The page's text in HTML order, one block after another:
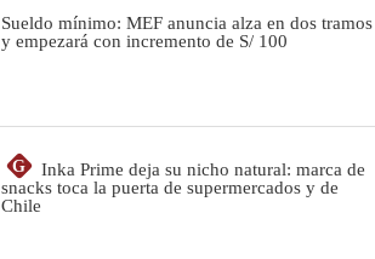
Sueldo mínimo: MEF anuncia alza en dos tramos
y empezará con incremento de S/ 100
G
Inka Prime deja su nicho natural: marca de
snacks toca la puerta de supermercados y de
Chile